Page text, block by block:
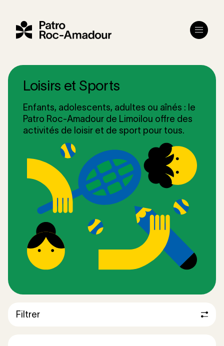
Menu
Loisirs et Sports
Enfants, adolescents, adultes ou aînés : le
Patro Roc-Amadour de Limoilou offre des
activités de loisir et de sport pour tous.
Filtrer